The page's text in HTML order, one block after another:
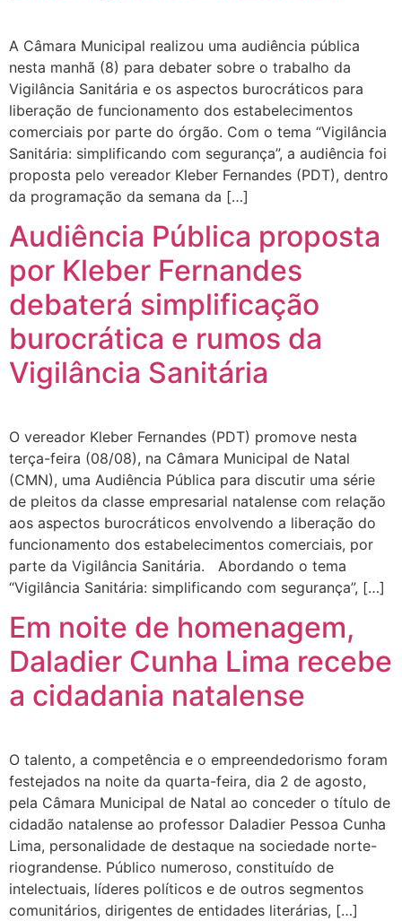
A Câmara Municipal realizou uma audiência pública
nesta manhã (8) para debater sobre o trabalho da
Vigilância Sanitária e os aspectos burocráticos para
liberação de funcionamento dos estabelecimentos
comerciais por parte do órgão. Com o tema “Vigilância
Sanitária: simplificando com segurança”, a audiência foi
proposta pelo vereador Kleber Fernandes (PDT), dentro
da programação da semana da […]
Audiência Pública proposta
por Kleber Fernandes
debaterá simplificação
burocrática e rumos da
Vigilância Sanitária
O vereador Kleber Fernandes (PDT) promove nesta
terça-feira (08/08), na Câmara Municipal de Natal
(CMN), uma Audiência Pública para discutir uma série
de pleitos da classe empresarial natalense com relação
aos aspectos burocráticos envolvendo a liberação do
funcionamento dos estabelecimentos comerciais, por
parte da Vigilância Sanitária. Abordando o tema
“Vigilância Sanitária: simplificando com segurança”, […]
Em noite de homenagem,
Daladier Cunha Lima recebe
a cidadania natalense
O talento, a competência e o empreendedorismo foram
festejados na noite da quarta-feira, dia 2 de agosto,
pela Câmara Municipal de Natal ao conceder o título de
cidadão natalense ao professor Daladier Pessoa Cunha
Lima, personalidade de destaque na sociedade norte-
riograndense. Público numeroso, constituído de
intelectuais, líderes políticos e de outros segmentos
comunitários, dirigentes de entidades literárias, […]